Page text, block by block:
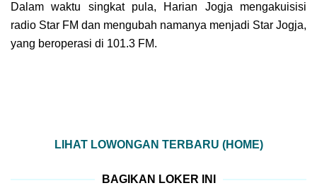
Dalam waktu singkat pula, Harian Jogja mengakuisisi
radio Star FM dan mengubah namanya menjadi Star Jogja,
yang beroperasi di 101.3 FM.
LIHAT LOWONGAN TERBARU (HOME)
BAGIKAN LOKER INI